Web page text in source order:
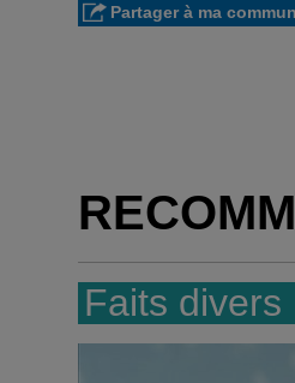
Partager à ma
Faits divers